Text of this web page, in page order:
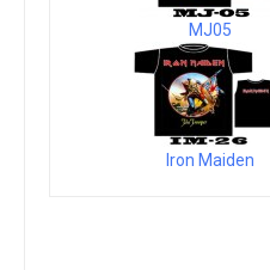
MJ05
Iron Maiden